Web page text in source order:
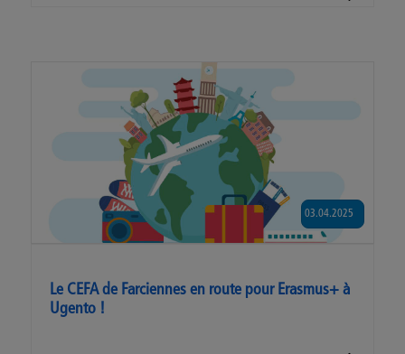
Le CEFA de Farciennes en route pour Erasmus+ à
Ugento !
03.04.2025